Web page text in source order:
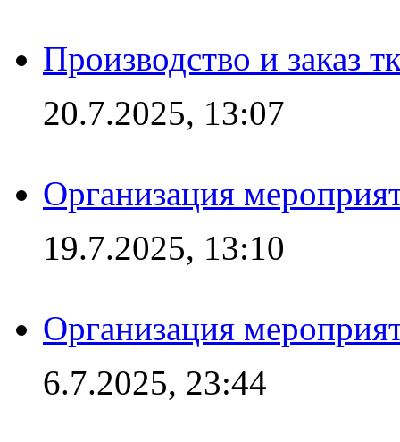
Производство и заказ
20.7.2025, 13:07
Организация
19.7.2025, 13:10
Организация
6.7.2025, 23:44